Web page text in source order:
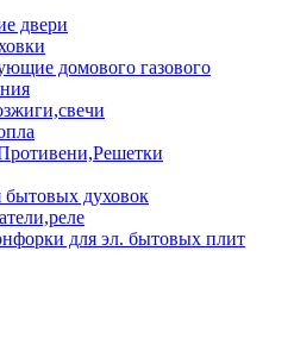
двери
домового газового
духовок
для эл. бытовых плит